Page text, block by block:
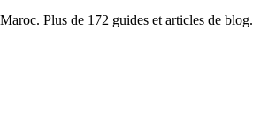
Plus de 172 guides et articles de blog.